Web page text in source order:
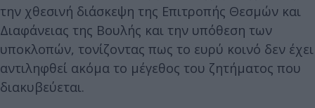
την χθεσινή διάσκεψη της Επιτροπής Θεσμών και
Διαφάνειας της Βουλής και την υπόθεση των
υποκλοπών, τονίζοντας πως το ευρύ κοινό δεν έχει
αντιληφθεί ακόμα το μέγεθος του ζητήματος που
διακυβεύεται.